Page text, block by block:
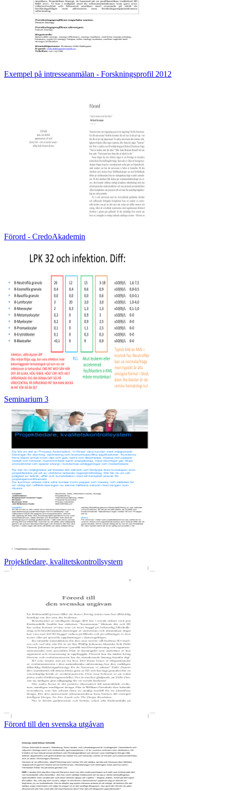
Exempel på intresseanmälan - Forskningsprofil 2012
Förord - CredoAkademin
Seminarium 3
Projektledare, kvalitetskontrollsystem
Förord till den svenska utgåvan